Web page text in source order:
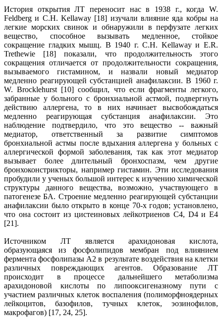
История открытия ЛТ переносит нас в 1938 г., когда W.
Feldberg и C.H. Kellaway [18] изучали влияние яда кобры на
легкие морских свинок и обнаружили в перфузате легких
вещество, способное вызывать медленное, стойкое
сокращение гладких мышц. В 1940 г. C.H. Kellaway и E.R.
Trethewie [18] показали, что продолжительность этого
сокращения отличается от продолжительности сокращения,
вызываемого гистамином, и назвали новый медиатор
медленно реагирующей субстанцией анафилаксии. В 1960 г.
W. Brocklehurst [10] сообщил, что если фрагменты легкого,
забранные у больного с бронхиальной астмой, подвергнуть
действию аллергена, то в них начинает высвобождаться
медленно реагирующая субстанция анафилаксии. Это
наблюдение подтвердило, что это вещество -- важный
медиатор, ответственный за развитие симптомов
бронхиальной астмы после вдыхания аллергена у больных с
аллергической формой заболевания, так как этот медиатор
вызывает более длительный бронхоспазм, чем другие
бронхоконстрикторы, например гистамин. Эти исследования
пробудили у ученых большой интерес к изучению химической
структуры данного вещества, возможно, участвующего в
патогенезе БА. Строение медленно реагирующей субстанции
анафилаксии было открыто в конце 70-х годов; установлено,
что она состоит из цистеиновых лейкотриенов C4, D4 и Е4
[21].
Источником ЛТ является арахидоновая кислота,
образующаяся из фосфолипидов мембран под влиянием
фермента фосфолипазы А2 в результате воздействия на клетки
различных повреждающих агентов. Образование ЛТ
происходит в процессе дальнейшего метаболизма
арахидоновой кислоты по липооксигеназному пути с
участием различных клеток воспаления (полиморфноядерных
лейкоцитов, базофилов, тучных клеток, эозинофилов,
макрофагов) [17, 24, 25].